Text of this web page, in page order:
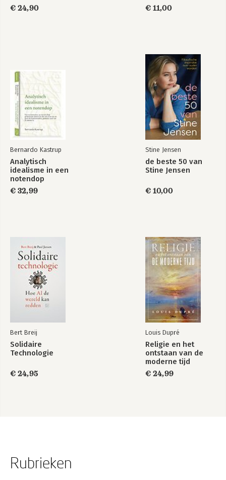
€ 24,90
€ 11,00
Bernardo Kastrup
Analytisch
idealisme in een
notendop
€ 32,99
Stine Jensen
de beste 50 van
Stine Jensen
€ 10,00
Bert Breij
Solidaire
Technologie
€ 24,95
Louis Dupré
Religie en het
ontstaan van de
moderne tijd
€ 24,99
Rubrieken